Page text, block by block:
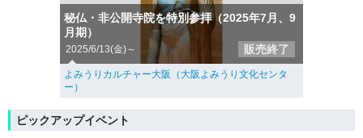
秘仏・非公開寺院を特別参拝（2025年7月、9
月期）
2025/6/13(金)～ 販売終了
よみうりカルチャー大阪（大阪よみうり文化センタ
ー）
ピックアップイベント